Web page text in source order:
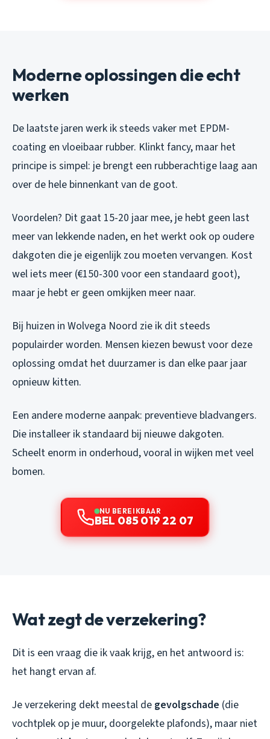
Moderne oplossingen die echt
werken
De laatste jaren werk ik steeds vaker met EPDM-
coating en vloeibaar rubber. Klinkt fancy, maar het
principe is simpel: je brengt een rubberachtige laag aan
over de hele binnenkant van de goot.
Voordelen? Dit gaat 15-20 jaar mee, je hebt geen last
meer van lekkende naden, en het werkt ook op oudere
dakgoten die je eigenlijk zou moeten vervangen. Kost
wel iets meer (€150-300 voor een standaard goot),
maar je hebt er geen omkijken meer naar.
Bij huizen in Wolvega Noord zie ik dit steeds
populairder worden. Mensen kiezen bewust voor deze
oplossing omdat het duurzamer is dan elke paar jaar
opnieuw kitten.
Een andere moderne aanpak: preventieve bladvangers.
Die installeer ik standaard bij nieuwe dakgoten.
Scheelt enorm in onderhoud, vooral in wijken met veel
bomen.
NU BEREIKBAAR
BEL 085 019 22 07
Wat zegt de verzekering?
Dit is een vraag die ik vaak krijg, en het antwoord is:
het hangt ervan af.
Je verzekering dekt meestal de gevolgschade (die
vochtplek op je muur, doorgelekte plafonds), maar niet